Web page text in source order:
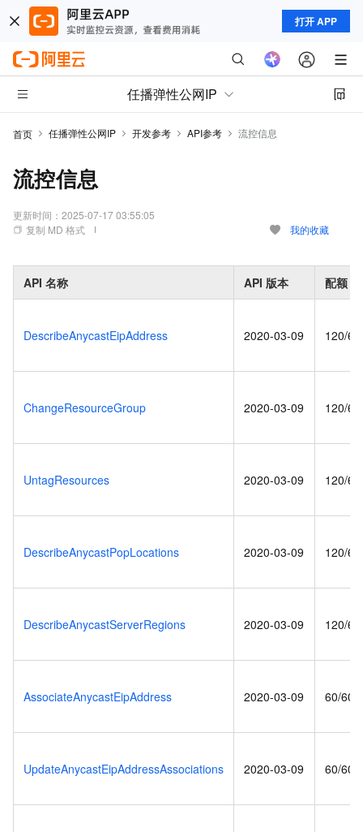
打开 APP
任播弹性公网IP
首页 任播弹性公网IP 开发参考 API参考 流控信息
流控信息
更新时间： 2025-07-17 03:55:05
复制 MD 格式
我的收藏
API 名称 API 版本 配额
DescribeAnycastEipAddress 2020-03-09 120/
ChangeResourceGroup 2020-03-09 120/
UntagResources 2020-03-09 120/
DescribeAnycastPopLocations 2020-03-09 120/
DescribeAnycastServerRegions 2020-03-09 120/
AssociateAnycastEipAddress 2020-03-09 60/
UpdateAnycastEipAddressAssociations 2020-03-09 60/